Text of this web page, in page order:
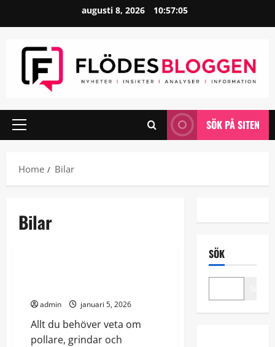
augusti 8, 2026 10:57:05
Primary
SÖK PÅ SITEN
Home Bilar
Bilar
admin januari 5, 2026
Allt du behöver veta om
pollare, grindar och
SÖK